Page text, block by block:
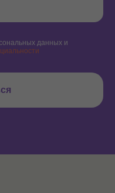
данных и